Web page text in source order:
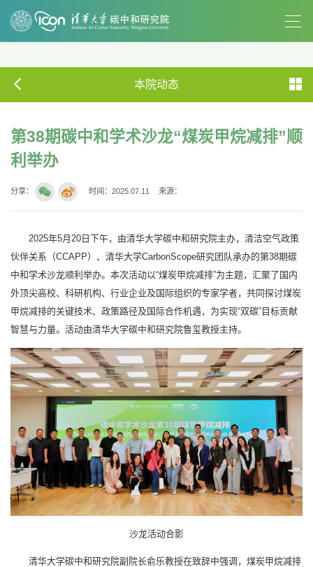
本院动态
第38期碳中和学术沙龙“煤炭甲烷减排”顺
利举办
分享： 时间：2025.07.11 来源：
2025年5月20日下午，由清华大学碳中和研究院主办，清洁空气政策
伙伴关系（CCAPP）、清华大学CarbonScope研究团队承办的第38期碳
中和学术沙龙顺利举办。本次活动以“煤炭甲烷减排”为主题，汇聚了国内
外顶尖高校、科研机构、行业企业及国际组织的专家学者，共同探讨煤炭
甲烷减排的关键技术、政策路径及国际合作机遇，为实现“双碳”目标贡献
智慧与力量。活动由清华大学碳中和研究院鲁玺教授主持。
沙龙活动合影
清华大学碳中和研究院副院长俞乐教授在致辞中强调，煤炭甲烷减排